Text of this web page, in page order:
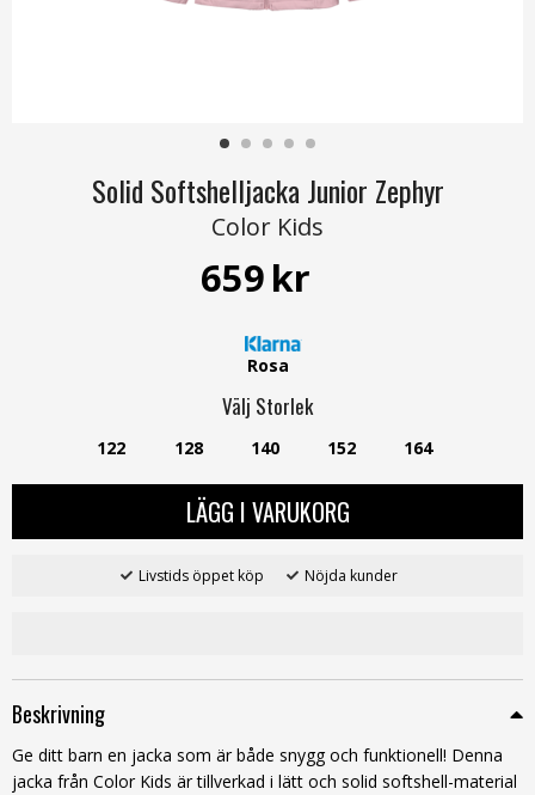
Solid Softshelljacka Junior Zephyr
Color Kids
659kr
Rosa
Välj Storlek
122 128 140 152 164
LÄGG I VARUKORG
Livstids öppet köp Nöjda kunder
Beskrivning
Ge ditt barn en jacka som är både snygg och funktionell! Denna
jacka från Color Kids är tillverkad i lätt och solid softshell-material